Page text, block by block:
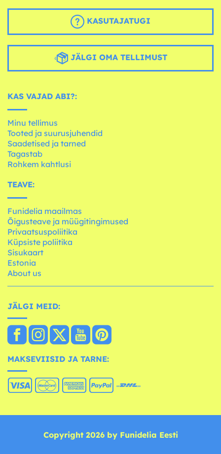
KASUTAJATUGI
JÄLGI OMA TELLIMUST
KAS VAJAD ABI?:
Minu tellimus
Tooted ja suurusjuhendid
Saadetised ja tarned
Tagastab
Rohkem kahtlusi
TEAVE:
Funidelia maailmas
Õigusteave ja müügitingimused
Privaatsuspoliitika
Küpsiste poliitika
Sisukaart
Estonia
About us
JÄLGI MEID:
MAKSEVIISID JA TARNE:
Copyright 2026 by Funidelia Eesti